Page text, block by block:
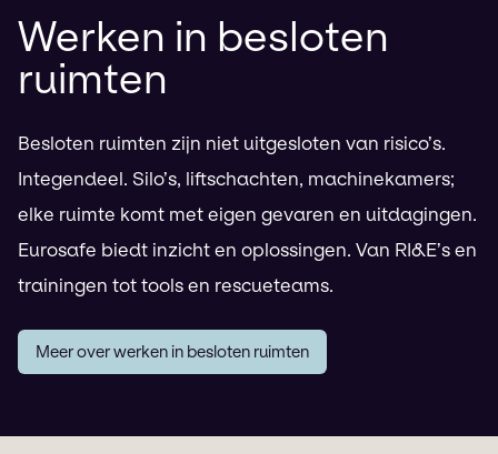
Werken in besloten
ruimten
Besloten ruimten zijn niet uitgesloten van risico’s.
Integendeel. Silo’s, liftschachten, machinekamers;
elke ruimte komt met eigen gevaren en uitdagingen.
Eurosafe biedt inzicht en oplossingen. Van RI&E’s en
trainingen tot tools en rescueteams.
Meer over werken in besloten ruimten